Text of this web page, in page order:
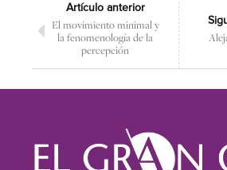
Artículo anterior
El movimiento minimal y
la fenomenología de la
percepción